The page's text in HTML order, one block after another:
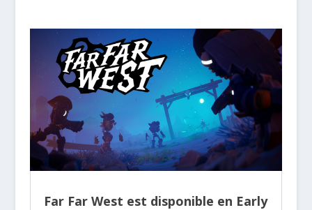
Far Far West est disponible en Early